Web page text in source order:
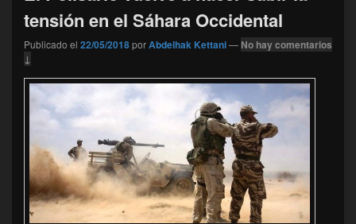
tensión en el Sáhara Occidental
Publicado el 22/05/2018porAbdelhak Kettani— No hay comentarios
↓